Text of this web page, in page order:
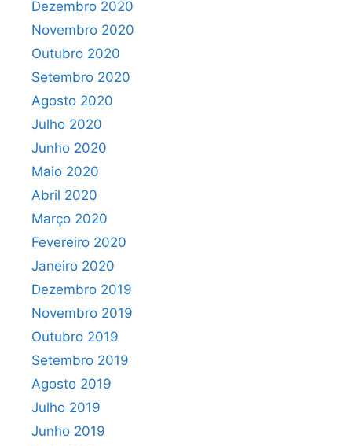
Dezembro 2020
Novembro 2020
Outubro 2020
Setembro 2020
Agosto 2020
Julho 2020
Junho 2020
Maio 2020
Abril 2020
Março 2020
Fevereiro 2020
Janeiro 2020
Dezembro 2019
Novembro 2019
Outubro 2019
Setembro 2019
Agosto 2019
Julho 2019
Junho 2019